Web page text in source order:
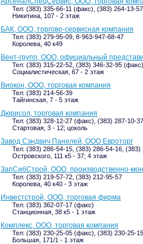
Тел: (383) 335-66-11 (факс), (383) 264-13-
Никитина, 107 - 2 этаж
БАК, ООО, торгово-сервисная компания
Тел: (383) 279-95-09, 8-963-947-68-47
Королева, 40 к49
Вент-групп, ООО, официальный
Тел: (383) 315-22-52, (383) 346-32-95
Социалистическая, 67 - 2 этаж
Виокон, ООО, торговая компания
Тел: (383) 214-56-39
Тайгинская, 7 - 5 этаж
Дюрисол, торговая компания
Тел: (383) 328-12-27 (факс), (383) 287-10-37
Стартовая, 3 - 12; цоколь
Завод Сэндвич Панелей, ООО Евроторг
Тел: (383) 286-54-15, (383) 286-54-16,
Островского, 111 к5 - 37; 4 этаж
ЗапСибСтрой, ООО, производственно-
Тел: (383) 219-57-72, (383) 212-95-57
Королева, 40 к40 - 3 этаж
Инвестстрой, ООО, торговая фирма
Тел: (383) 362-07-17 (факс)
Станционная, 38 к5 - 1 этаж
Комплекс, ООО, торговая компания
Тел: (383) 230-25-05 (факс), (383) 230-25-
Большая, 171/1 - 1 этаж